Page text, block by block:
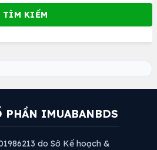
PHẦN IMUABANBDS
do Sở Kế hoạch &